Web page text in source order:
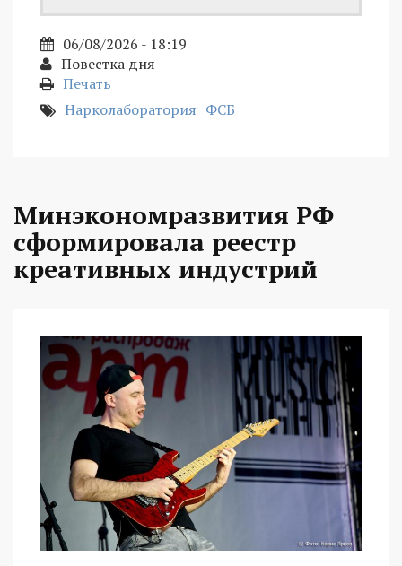
06/08/2026 - 18:19
Повестка дня
Печать
Нарколаборатория ФСБ
Минэкономразвития РФ
сформировала реестр
креативных индустрий